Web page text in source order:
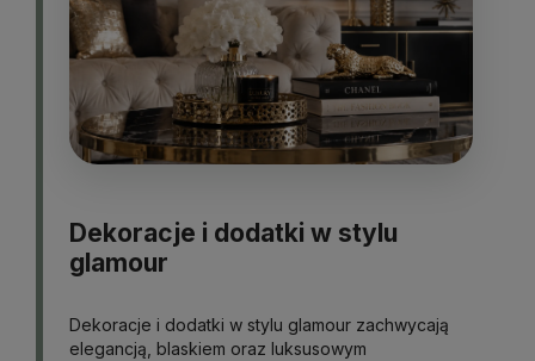
Dekoracje i dodatki w stylu
glamour
Dekoracje i dodatki w stylu glamour zachwycają
elegancją, blaskiem oraz luksusowym